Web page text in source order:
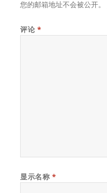
您的邮箱地址不会被公开。
评论 *
显示名称 *